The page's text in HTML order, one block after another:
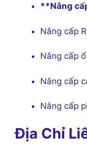
**Nâng
Nâng cấp
Nâng cấp
Nâng cấp
Nâng cấp
Địa Chỉ